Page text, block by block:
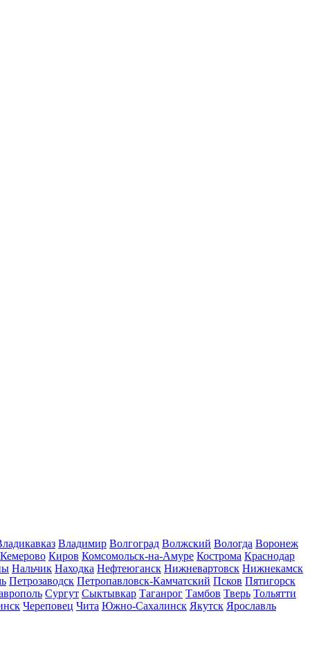
Владимир Волгоград Волжский Вологда Воронеж
Кемерово Киров Комсомольск-на-Амуре Кострома Краснодар
Нальчик Находка Нефтеюганск Нижневартовск Нижнекамск
Петрозаводск Петропавловск-Камчатский Псков Пятигорск
Сургут Сыктывкар Таганрог Тамбов Тверь Тольятти
Череповец Чита Южно-Сахалинск Якутск Ярославль